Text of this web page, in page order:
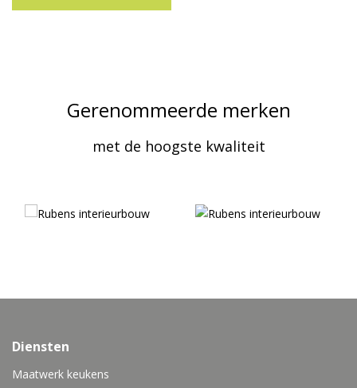
Gerenommeerde merken
met de hoogste kwaliteit
Diensten
Maatwerk keukens